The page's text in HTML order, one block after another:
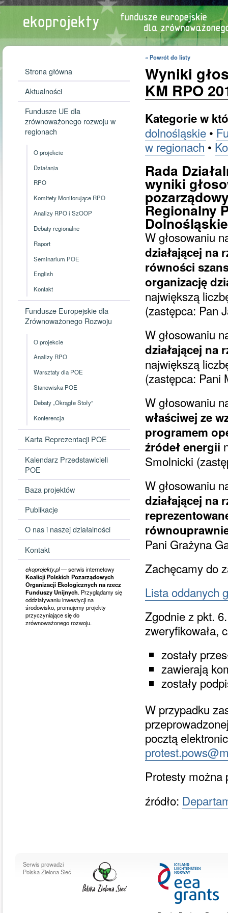
Strona główna
Aktualności
Fundusze UE dla
zrównoważonego rozwoju w
regionach
O projekcie
Działania
RPO
Komitety Monitorujące RPO
Analizy RPO i SzOOP
Debaty regionalne
Raport
Seminarium POE
English
Kontakt
Fundusze Europejskie dla
Zrównoważonego Rozwoju
O projekcie
Analizy RPO
Warsztaty dla POE
Stanowiska POE
Debaty „Okrągłe Stoły”
Konferencja
Karta Reprezentacji POE
Kalendarz Przedstawicieli
POE
Baza projektów
Publikacje
O nas i naszej działalności
Kontakt
ekoprojekty.pl— serwis internetowy
Koalicji Polskich Pozarządowych
Organizacji Ekologicznych na rzecz
Funduszy Unijnych. Przyglądamy się
oddziaływaniu inwestycji na
środowisko, promujemy projekty
przyczyniające się do
zrównoważonego rozwoju.
« Powrót do listy
Wyniki
KM RPO
Kategorie w
dolnośląskie •
w regionach•
Rada
wyniki
Regionalny
W głosowaniu
działającej na
równości
organizację
największą
(zastępca: Pan
W głosowaniu
działającej na
największą
(zastępca: Pani
W głosowaniu
właściwej ze
programem
źródeł energii
Smolnicki
W głosowaniu
działającej na
Pani Grażyna
Zachęcamy do
Lista oddanych
Zgodnie z pkt.
zweryfikowała,
zostały
zawierają
zostały
W przypadku
pocztą
Protesty można
źródło:
Serwis prowadzi
Polska Zielona Sieć